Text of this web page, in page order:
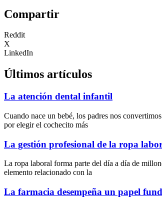
Compartir
Reddit
X
LinkedIn
Últimos artículos
La atención dental infantil
Cuando nace un bebé, los padres nos
por elegir el cochecito más
La gestión profesional de la ropa
La ropa laboral forma parte del día a día de
elemento relacionado con la
La farmacia desempeña un papel